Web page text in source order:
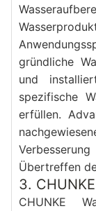
gründliche
und
spezifische
erfüllen.
Übertreffen
3.
CHUNKE